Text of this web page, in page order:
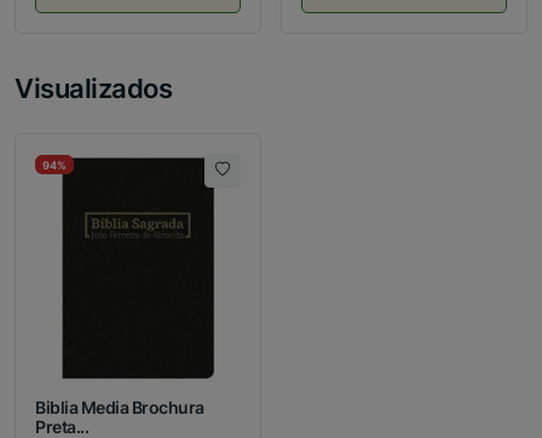
Visualizados
94%
Biblia Media Brochura
Preta...